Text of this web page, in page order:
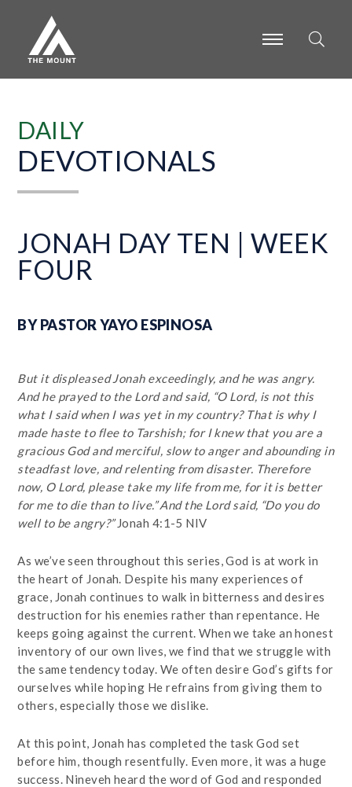
-
-
DAILY
DEVOTIONALS
JONAH DAY TEN | WEEK
FOUR
BY PASTOR YAYO ESPINOSA
But it displeased Jonah exceedingly, and he was angry.
And he prayed to the Lord and said, “O Lord, is not this
what I said when I was yet in my country? That is why I
made haste to flee to Tarshish; for I knew that you are a
gracious God and merciful, slow to anger and abounding in
steadfast love, and relenting from disaster. Therefore
now, O Lord, please take my life from me, for it is better
for me to die than to live.” And the Lord said, “Do you do
well to be angry?”Jonah 4:1-5 NIV
As we’ve seen throughout this series, God is at work in
the heart of Jonah. Despite his many experiences of
grace, Jonah continues to walk in bitterness and desires
destruction for his enemies rather than repentance. He
keeps going against the current. When we take an honest
inventory of our own lives, we find that we struggle with
the same tendency today. We often desire God’s gifts for
ourselves while hoping He refrains from giving them to
others, especially those we dislike.
At this point, Jonah has completed the task God set
before him, though resentfully. Even more, it was a huge
success. Nineveh heard the word of God and responded